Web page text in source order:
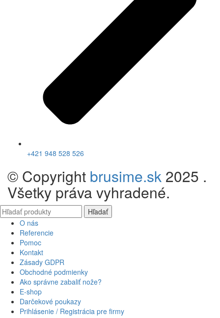
+421 948 528 526
© Copyright brusime.sk 2025 .
Všetky práva vyhradené.
Hľadať
O nás
Referencie
Pomoc
Kontakt
Zásady GDPR
Obchodné podmienky
Ako správne zabaliť nože?
E-shop
Darčekové poukazy
Prihlásenie / Registrácia pre firmy